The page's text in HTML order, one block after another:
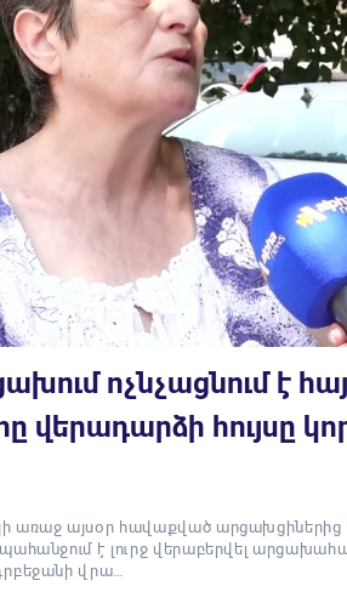
ոչնչացնում է
վերադարձի հույսը
առաջ այսօր հավաքված
է լուրջ վերաբերվել
վրա…